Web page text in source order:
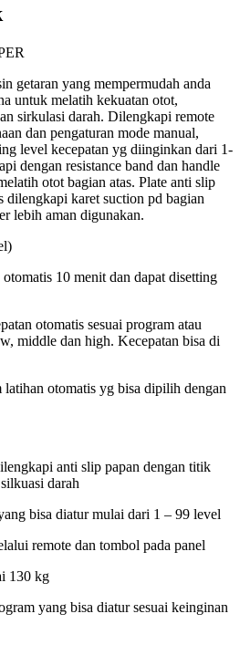
getaran yang mempermudah anda
untuk melatih kekuatan otot,
sirkulasi darah. Dilengkapi remote
dan pengaturan mode manual,
level kecepatan yg diinginkan dari 1-
dengan resistance band dan handle
otot bagian atas. Plate anti slip
dilengkapi karet suction pd bagian
lebih aman digunakan.
10 menit dan dapat disetting
otomatis sesuai program atau
middle dan high. Kecepatan bisa di
otomatis yg bisa dipilih dengan
anti slip papan dengan titik
darah
bisa diatur mulai dari 1 – 99 level
remote dan tombol pada panel
130 kg
yang bisa diatur sesuai keinginan